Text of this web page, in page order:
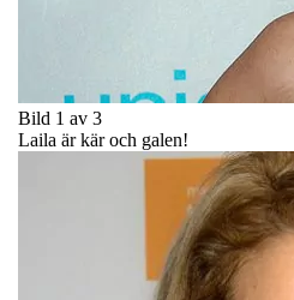
Bild 1 av 3
Laila är kär och galen!